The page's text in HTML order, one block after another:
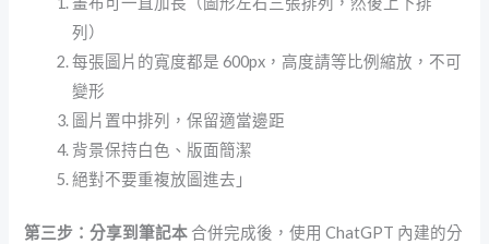
列）
每張圖片的寬度都是 600px，高度請等比例縮放，不可
變形
圖片置中排列，保留適當邊距
背景保持白色、版面簡潔
絕對不要重複放圖進去」
第三步：分享到筆記本 合併完成後，使用 ChatGPT 內建的分